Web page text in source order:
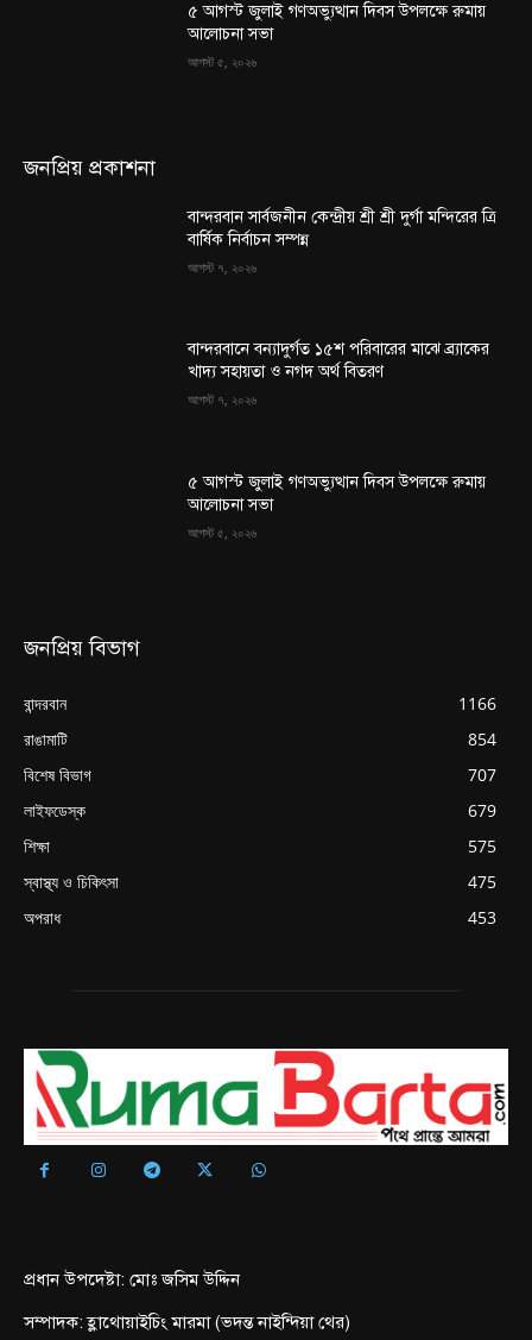
৫ আগস্ট জুলাই গণঅভ্যুত্থান দিবস উপলক্ষে রুমায়
আলোচনা সভা
আগস্ট ৫, ২০২৬
জনপ্রিয় প্রকাশনা
বান্দরবান সার্বজনীন কেন্দ্রীয় শ্রী শ্রী দুর্গা মন্দিরের ত্রি
বার্ষিক নির্বাচন সম্পন্ন
আগস্ট ৭, ২০২৬
বান্দরবানে বন্যাদুর্গত ১৫শ পরিবারের মাঝে ব্র্যাকের
খাদ্য সহায়তা ও নগদ অর্থ বিতরণ
আগস্ট ৭, ২০২৬
৫ আগস্ট জুলাই গণঅভ্যুত্থান দিবস উপলক্ষে রুমায়
আলোচনা সভা
আগস্ট ৫, ২০২৬
জনপ্রিয় বিভাগ
বান্দরবান
1166
রাঙামাটি
854
বিশেষ বিভাগ
707
লাইফডেস্ক
679
শিক্ষা
575
স্বাস্থ্য ও চিকিৎসা
475
অপরাধ
453
প্রধান উপদেষ্টা: মোঃ জসিম উদ্দিন
সম্পাদক: হ্লাথোয়াইচিং মারমা (ভদন্ত নাইন্দিয়া থের)